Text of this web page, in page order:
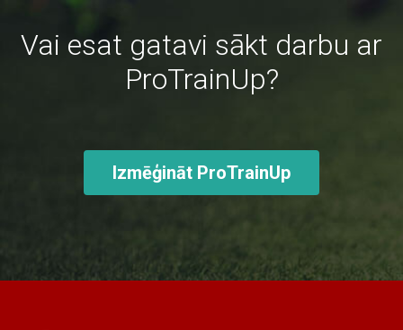
Vai esat gatavi sākt darbu ar
ProTrainUp?
Izmēģināt ProTrainUp